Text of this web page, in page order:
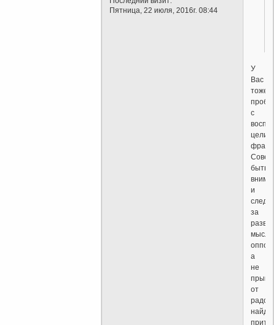
Пятница, 22 июля, 2016г. 08:44
У
Вас
тоже
с
фраз?
быть
и
за
мысли
а
не
от
найдя